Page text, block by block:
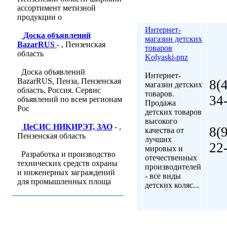
ассортимент метизной
продукции о
Доска объявлений
BazarRUS - , Пензенская
область
Доска объявлений
BazarRUS, Пенза, Пензенская
область, Россия. Сервис
объявлений по всем регионам
Рос
ЦеСИС НИКИРЭТ, ЗАО- ,
Пензенская область
Разработка и производство
технических средств охраны
и инженерных заграждений
для промышленных площа
Интернет-
магазин детских
товаров
Kolyaski-pnz
Интернет-
магазин детских
товаров.
Продажа
детских товаров
высокого
качества от
лучших
мировых и
отечественных
производителей
- все виды
детских коляс...